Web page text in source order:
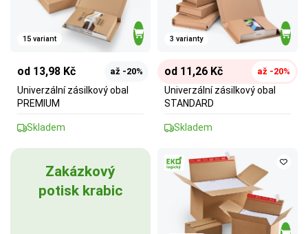
15 variant
od 13,98 Kč až -20%
Univerzální zásilkový obal
PREMIUM
Skladem
3 varianty
od 11,26 Kč až -20%
Univerzální zásilkový obal
STANDARD
Skladem
Zakázkový
potisk krabic